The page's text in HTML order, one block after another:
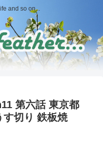
and so on...
第六話 東京都
す切り 鉄板焼